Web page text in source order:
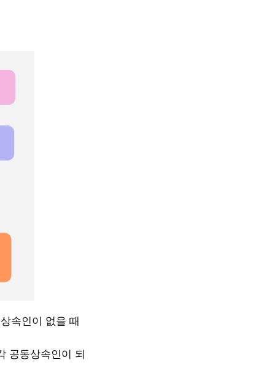
속인이 없을 때
공동상속인이 되